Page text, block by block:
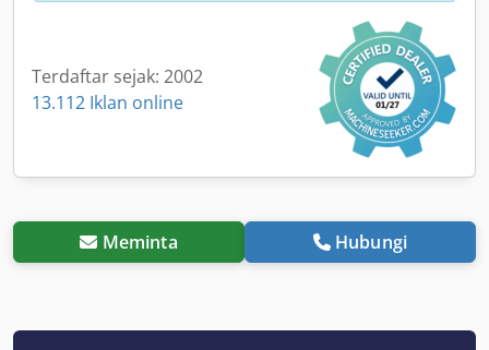
Terdaftar sejak: 2002
13.112 Iklan online
Meminta Hubungi